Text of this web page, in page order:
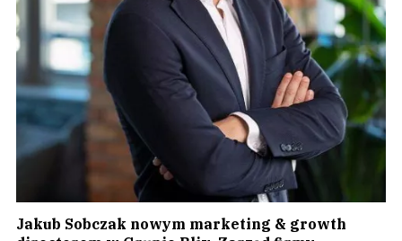
Jakub Sobczak nowym marketing & growth